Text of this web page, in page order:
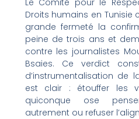
Droits humains en
grande fermeté la
peine de trois ans et
contre les journalistes
Bsaies. Ce verdict
d’instrumentalisation de
est clair : étouffer les
quiconque ose
autrement ou refuser